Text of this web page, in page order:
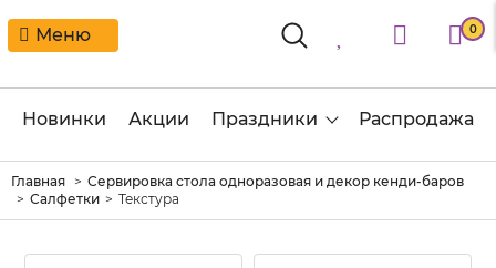
Меню 0
Новинки Акции Праздники Распродажа
Главная
Сервировка стола одноразовая и декор кенди-баров
Салфетки
Текстура